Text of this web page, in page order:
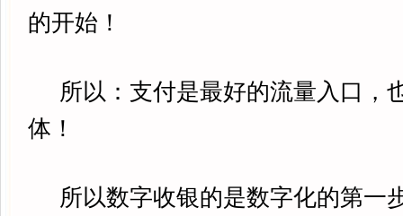
的开始！
所以：支付是最好的流量入口，
体！
所以数字收银的是数字化的第一